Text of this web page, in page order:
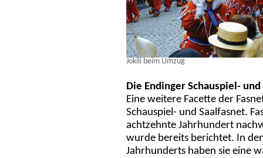
Jokili beim Umzug
Die Endinger Schauspiel-
Eine weitere Facette der
Schauspiel- und Saalfasnet.
achtzehnte Jahrhundert
wurde bereits berichtet. In
Jahrhunderts haben sie eine